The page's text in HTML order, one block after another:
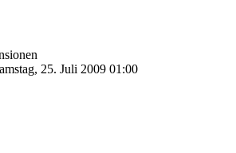
25. Juli 2009 01:00